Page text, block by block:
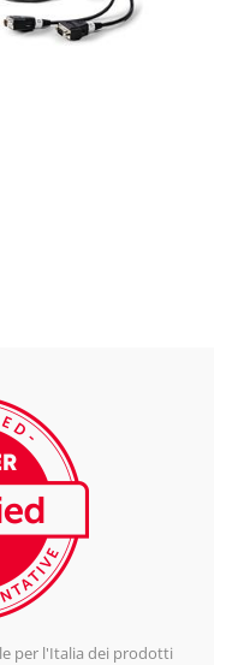
per l'Italia dei prodotti